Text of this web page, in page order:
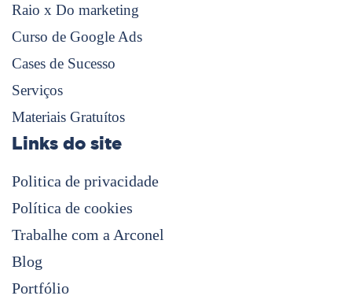
Raio x Do marketing
Curso de Google Ads
Cases de Sucesso
Serviços
Materiais Gratuítos
Links do site
Politica de privacidade
Política de cookies
Trabalhe com a Arconel
Blog
Portfólio